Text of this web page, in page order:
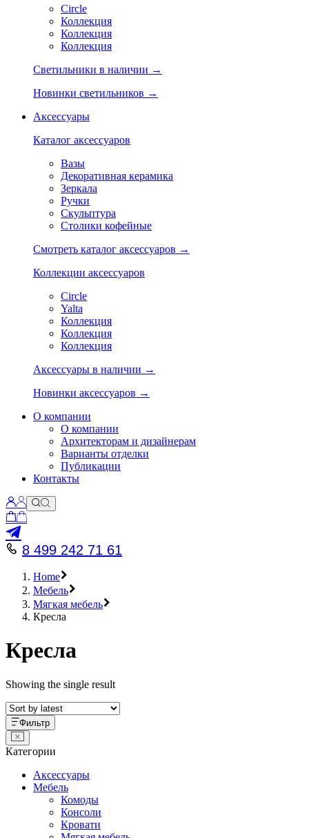
Circle
Коллекция
Коллекция
Коллекция
Светильники в наличии →
Новинки светильников →
Аксессуары
Каталог аксессуаров
Вазы
Декоративная керамика
Зеркала
Ручки
Скульптура
Столики кофейные
Смотреть каталог аксессуаров →
Коллекции аксессуаров
Circle
Yalta
Коллекция
Коллекция
Коллекция
Аксессуары в наличии →
Новинки аксессуаров →
О компании
О компании
Архитекторам и дизайнерам
Варианты отделки
Публикации
Контакты
8 499 242 71 61
Home
Мебель
Мягкая мебель
Кресла
Кресла
Showing the single result
Фильтр
Категории
Аксессуары
Мебель
Комоды
Консоли
Кровати